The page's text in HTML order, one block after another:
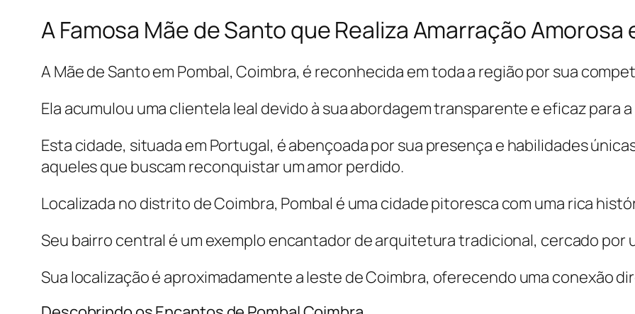
A Famosa Mãe de Santo que Realiza Amarração Amorosa
A Mãe de Santo em Pombal, Coimbra, é reconhecida em toda a região por sua
Ela acumulou uma clientela leal devido à sua abordagem transparente e eficaz para
Esta cidade, situada em Portugal, é abençoada por sua presença e habilidades
aqueles que buscam reconquistar um amor perdido.
Localizada no distrito de Coimbra, Pombal é uma cidade pitoresca com uma rica
Seu bairro central é um exemplo encantador de arquitetura tradicional, cercado por
Sua localização é aproximadamente a leste de Coimbra, oferecendo uma conexão